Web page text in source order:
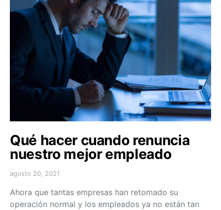
Qué hacer cuando renuncia
nuestro mejor empleado
agosto 20, 2021
Ahora que tantas empresas han retomado su
operación normal y los empleados ya no están tan